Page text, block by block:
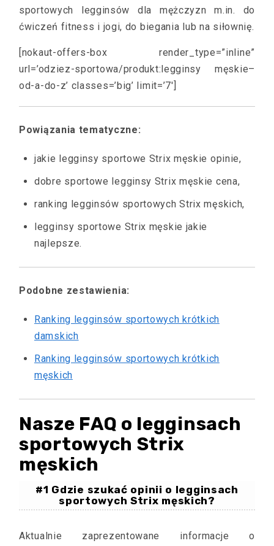
sportowych legginsów dla mężczyzn m.in. do
ćwiczeń fitness i jogi, do biegania lub na siłownię.
[nokaut-offers-box render_type=”inline”
url=’odziez-sportowa/produkt:legginsy męskie–
od-a-do-z’ classes=’big’ limit=’7′]
Powiązania tematyczne:
jakie legginsy sportowe Strix męskie opinie,
dobre sportowe legginsy Strix męskie cena,
ranking legginsów sportowych Strix męskich,
legginsy sportowe Strix męskie jakie
najlepsze.
Podobne zestawienia:
Ranking legginsów sportowych krótkich
damskich
Ranking legginsów sportowych krótkich
męskich
Nasze FAQ o legginsach
sportowych Strix
męskich
#1 Gdzie szukać opinii o legginsach
sportowych Strix męskich?
Aktualnie zaprezentowane informacje o